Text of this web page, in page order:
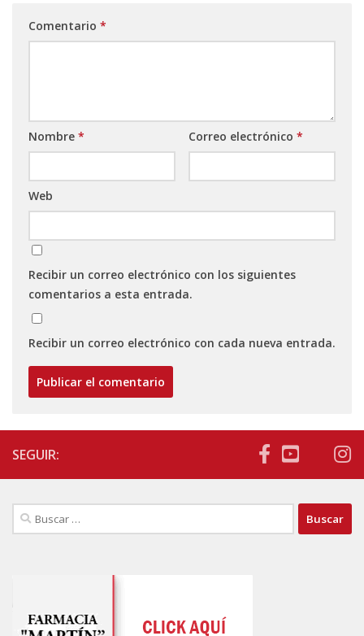
Comentario *
Nombre * Correo electrónico *
Web
Recibir un correo electrónico con los siguientes
comentarios a esta entrada.
Recibir un correo electrónico con cada nueva entrada.
SEGUIR:
Buscar: